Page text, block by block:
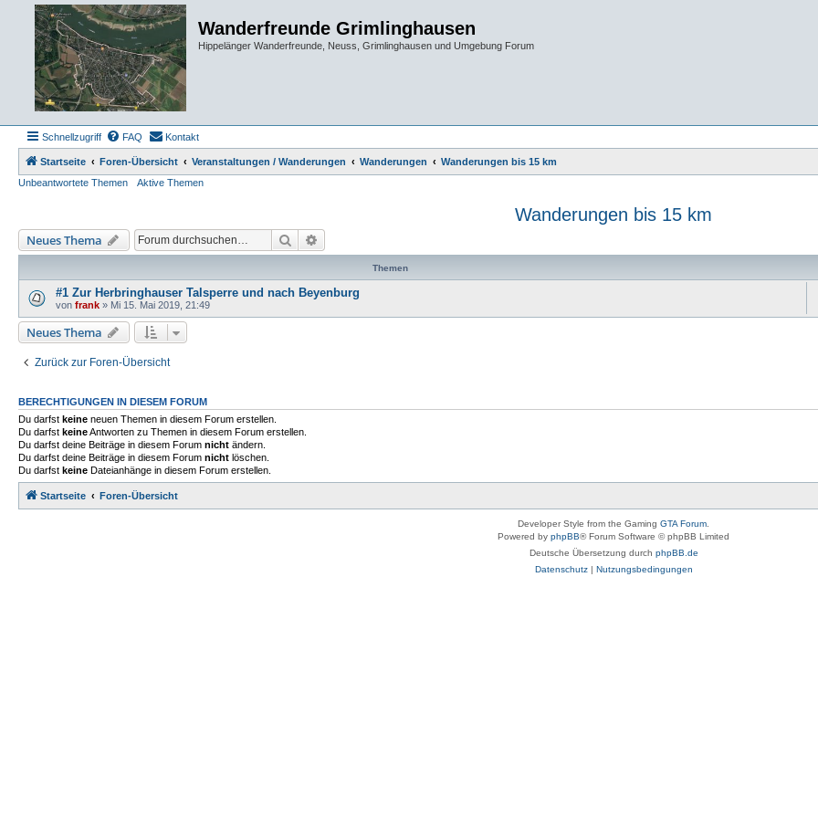
Wanderfreunde Grimlinghausen
Hippelänger Wanderfreunde, Neuss, Grimlinghausen und Umgebung Forum
Schnellzugriff FAQ Kontakt
Startseite Foren-Übersicht Veranstaltungen / Wanderungen Wanderungen
Wanderungen bis 15 km
Unbeantwortete Themen
Aktive Themen
Wanderungen bis 15 km
Neues Thema Suche
Themen
#1 Zur Herbringhauser Talsperre und nach Beyenburg
von frank » Mi 15. Mai 2019, 21:49
Neues Thema
Zurück zur Foren-Übersicht
BERECHTIGUNGEN IN DIESEM FORUM
Du darfst keine neuen Themen in diesem Forum erstellen.
Du darfst keineAntworten zu Themen in diesem Forum erstellen.
Du darfst deine Beiträge in diesem Forum nicht ändern.
Du darfst deine Beiträge in diesem Forum nicht löschen.
Du darfst keine Dateianhänge in diesem Forum erstellen.
Startseite Foren-Übersicht
Developer Style from the Gaming GTA Forum
Powered by phpBB® Forum Software © phpBB Limited
Deutsche Übersetzung durch phpBB.de
Datenschutz| Nutzungsbedingungen